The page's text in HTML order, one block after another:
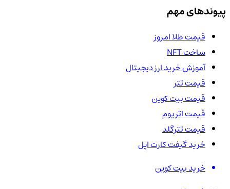
پیوندهای مهم
قیمت طلا امروز
ساخت NFT
آموزش خرید ارز دیجیتال
قیمت تتر
قیمت بیت کوین
قیمت اتریوم
قیمت تترگلد
خرید گیفت کارت اپل
خرید بیت کوین